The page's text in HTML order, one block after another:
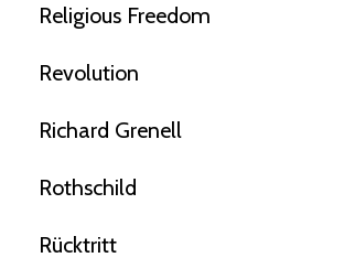
Religious Freedom
Revolution
Richard Grenell
Rothschild
Rücktritt